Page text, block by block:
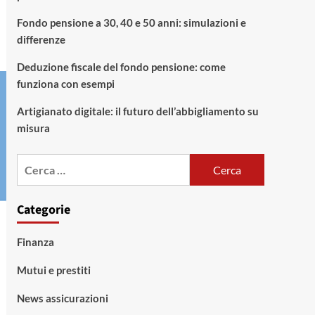
Fondo pensione a 30, 40 e 50 anni: simulazioni e
differenze
Deduzione fiscale del fondo pensione: come
funziona con esempi
Artigianato digitale: il futuro dell’abbigliamento su
misura
Categorie
Finanza
Mutui e prestiti
News assicurazioni